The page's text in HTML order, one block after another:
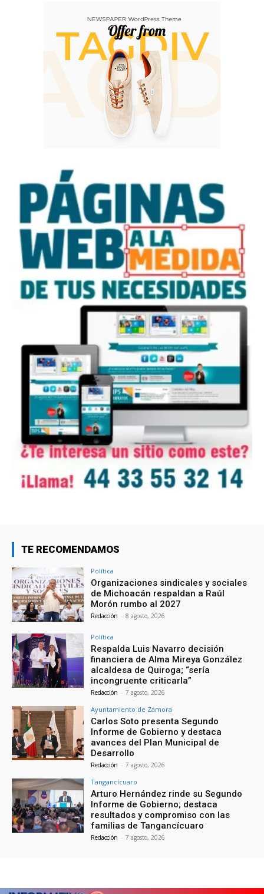
TE RECOMENDAMOS
Política
Organizaciones sindicales y sociales
de Michoacán respaldan a Raúl
Morón rumbo al 2027
Redacción - 8 agosto, 2026
Política
Respalda Luis Navarro decisión
financiera de Alma Mireya González
alcaldesa de Quiroga; “sería
incongruente criticarla”
Redacción - 7 agosto, 2026
Ayuntamiento de Zamora
Carlos Soto presenta Segundo
Informe de Gobierno y destaca
avances del Plan Municipal de
Desarrollo
Redacción - 7 agosto, 2026
Tangancícuaro
Arturo Hernández rinde su Segundo
Informe de Gobierno; destaca
resultados y compromiso con las
familias de Tangancícuaro
Redacción - 7 agosto, 2026